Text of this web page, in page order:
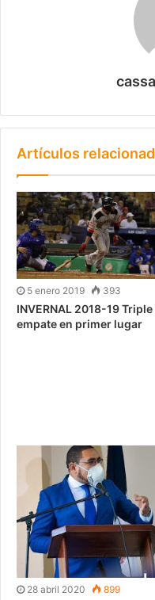
Artículos
5 enero 2019 393
INVERNAL 2018-19 Triple
empate en primer lugar
28 abril 2020 899